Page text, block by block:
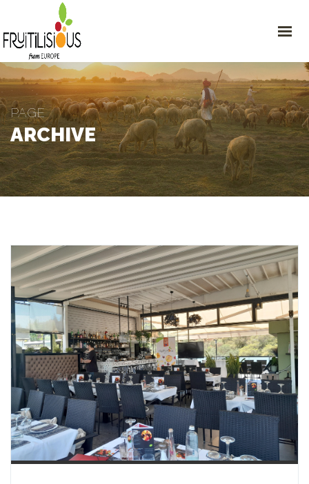
À PROPOS
NOUVELLES
COMMUNICATION
+30 697 722 6421
info@fruitilisious.eu
PAGE
ARCHIVE